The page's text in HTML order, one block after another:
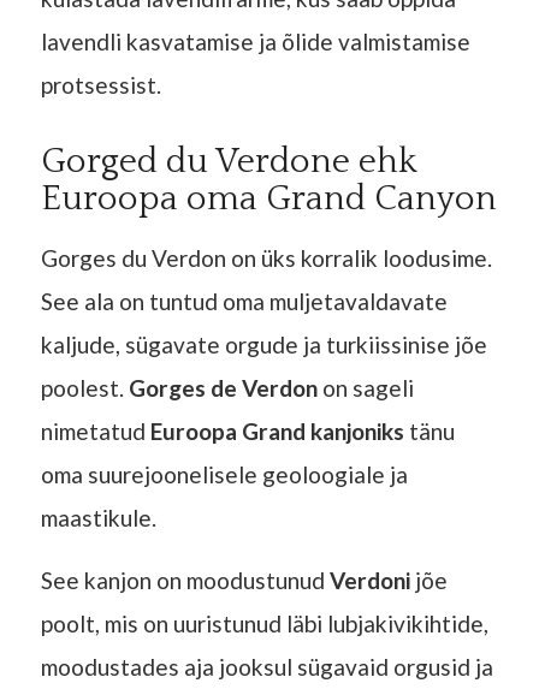
lavendli kasvatamise ja õlide valmistamise
protsessist.
Gorged du Verdone ehk
Euroopa oma Grand Canyon
Gorges du Verdon on üks korralik loodusime.
See ala on tuntud oma muljetavaldavate
kaljude, sügavate orgude ja turkiissinise jõe
poolest. Gorges de Verdonon sageli
nimetatud Euroopa Grand kanjoniks tänu
oma suurejoonelisele geoloogiale ja
maastikule.
See kanjon on moodustunud Verdonijõe
poolt, mis on uuristunud läbi lubjakivikihtide,
moodustades aja jooksul sügavaid orgusid ja